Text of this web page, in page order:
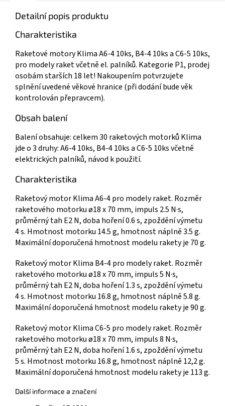
Detailní popis produktu
Charakteristika
Raketové motory Klima A6-4 10ks, B4-4 10ks a C6-5 10ks,
pro modely raket včetně el. palníků. Kategorie P1, prodej
osobám starších 18 let! Nakoupením potvrzujete
splnění uvedené věkové hranice (při dodání bude věk
kontrolován přepravcem).
Obsah balení
Balení obsahuje: celkem 30 raketových motorků Klima
jde o 3 druhy: A6-4 10ks, B4-4 10ks a C6-5 10ks včetně
elektrických palníků, návod k použití.
Charakteristika
Raketový motor Klima A6-4 pro modely raket. Rozměr
raketového motorku ø18 x 70 mm, impuls 2.5 N·s,
průměrný tah E2 N, doba hoření 0.6 s, zpoždění výmetu
4 s. Hmotnost motorku 14.5 g, hmotnost náplně 3.5 g.
Maximální doporučená hmotnost modelu rakety je 70 g.
Raketový motor Klima B4-4 pro modely raket. Rozměr
raketového motorku ø18 x 70 mm, impuls 5 N·s,
průměrný tah E2 N, doba hoření 1.3 s, zpoždění výmetu
4 s. Hmotnost motorku 16.8 g, hmotnost náplně 5.8 g.
Maximální doporučená hmotnost modelu rakety je 90 g.
Raketový motor Klima C6-5 pro modely raket. Rozměr
raketového motorku ø18 x 70 mm, impuls 8 N·s,
průměrný tah E2 N, doba hoření 1.6 s, zpoždění výmetu
5 s. Hmotnost motorku 16.8 g, hmotnost náplně 12,2 g.
Maximální doporučená hmotnost modelu rakety je 113 g.
Další informace a značení